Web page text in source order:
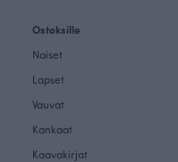
Ostoksille
Naiset
Lapset
Vauvat
Kankaat
Kaavakirjat